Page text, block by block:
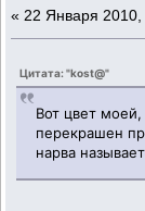
« 22 Января
Цитата: "kost@"
Вот цвет
перекрашен
нарва